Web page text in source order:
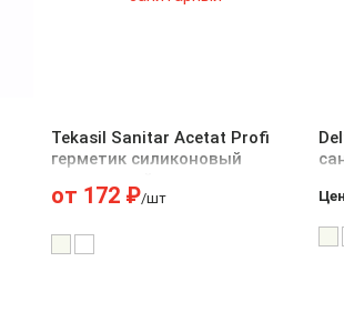
Tekasil Sanitar Acetat Profi
герметик силиконовый
от 172₽/шт